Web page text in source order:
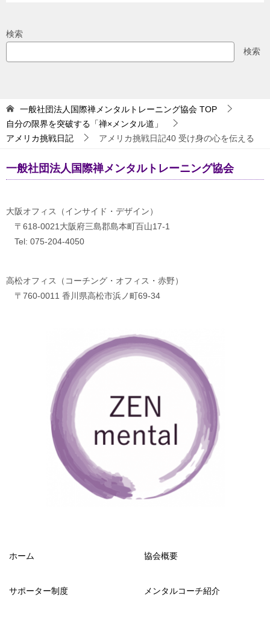
検索
検索
一般社団法人国際禅メンタルトレーニング協会 TOP
自分の限界を突破する「禅×メンタル道」
アメリカ挑戦日記
アメリカ挑戦日記40 受け身の心を伝える
一般社団法人国際禅メンタルトレーニング協会
大阪オフィス（インサイド・デザイン）
〒618-0021大阪府三島郡島本町百山17-1
Tel: 075-204-4050
高松オフィス（コーチング・オフィス・赤野）
〒760-0011 香川県高松市浜ノ町69-34
ホーム 協会概要
サポーター制度 メンタルコーチ紹介